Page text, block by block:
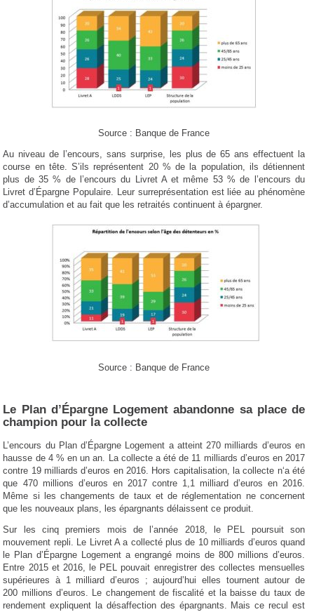
Source : Banque de France
Au niveau de l’encours, sans surprise, les plus de 65 ans effectuent la
course en tête. S’ils représentent 20 % de la population, ils détiennent
plus de 35 % de l’encours du Livret A et même 53 % de l’encours du
Livret d’Épargne Populaire. Leur surreprésentation est liée au phénomène
d’accumulation et au fait que les retraités continuent à épargner.
Source : Banque de France
Le Plan d’Épargne Logement abandonne sa place de
champion pour la collecte
L’encours du Plan d’Épargne Logement a atteint 270 milliards d’euros en
hausse de 4 % en un an. La collecte a été de 11 milliards d’euros en 2017
contre 19 milliards d’euros en 2016. Hors capitalisation, la collecte n‘a été
que 470 millions d’euros en 2017 contre 1,1 milliard d’euros en 2016.
Même si les changements de taux et de réglementation ne concernent
que les nouveaux plans, les épargnants délaissent ce produit.
Sur les cinq premiers mois de l’année 2018, le PEL poursuit son
mouvement repli. Le Livret A a collecté plus de 10 milliards d’euros quand
le Plan d’Épargne Logement a engrangé moins de 800 millions d’euros.
Entre 2015 et 2016, le PEL pouvait enregistrer des collectes mensuelles
supérieures à 1 milliard d’euros ; aujourd’hui elles tournent autour de
200 millions d’euros. Le changement de fiscalité et la baisse du taux de
rendement expliquent la désaffection des épargnants. Mais ce recul est